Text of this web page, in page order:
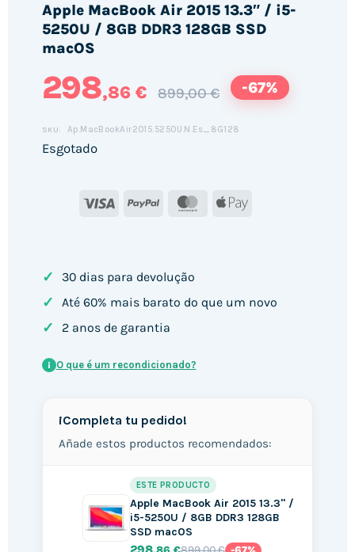
Apple MacBook Air 2015 13.3″ / i5-
5250U / 8GB DDR3 128GB SSD
macOS
298,86 € 899,00 € -67%
SKU: Ap.MacBookAir2015.5250U.N.Es_8G128
Esgotado
Visa PayPal MasterCard
Apple
✓ 30 dias para devolução
✓ Até 60% mais barato do que um novo
✓ 2 anos de garantia
i O que é um recondicionado?
¡Completa tu pedido!
Añade estos productos recomendados:
ESTE PRODUCTO
Apple MacBook Air 2015 13.3" /
i5-5250U / 8GB DDR3 128GB
SSD macOS